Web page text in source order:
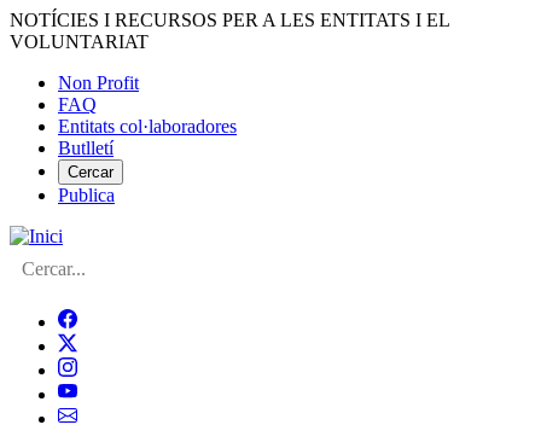
Vés
al
NOTÍCIES I RECURSOS PER A LES ENTITATS I EL
VOLUNTARIAT
Menú
del
compte
d'usuari
Non Profit
FAQ
Entitats col·laboradores
Butlletí
Cercar
Publica
Cerca